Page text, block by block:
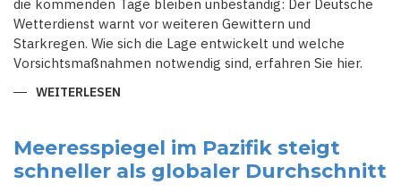
die kommenden Tage bleiben unbeständig: Der Deutsche
Wetterdienst warnt vor weiteren Gewittern und
Starkregen. Wie sich die Lage entwickelt und welche
Vorsichtsmaßnahmen notwendig sind, erfahren Sie hier.
WEITERLESEN
NRW:
BLITZSCHLÄGE,
ÜBERSCHWEMMUNGEN
UND
Meeresspiegel im Pazifik steigt
schneller als globaler Durchschnitt